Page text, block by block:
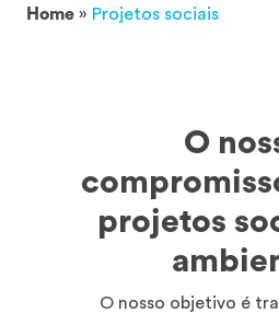
Home » Projetos sociais
O
projetos
O nosso objetivo é